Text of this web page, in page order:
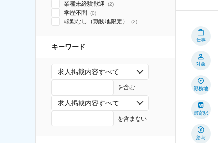
業種未経験歓迎 (2)
学歴不問 (0)
転勤なし（勤務地限定） (2)
キーワード
求人掲載内容すべて
を含む
求人掲載内容すべて
を含まない
仕事
対象
勤務地
最寄駅
給与